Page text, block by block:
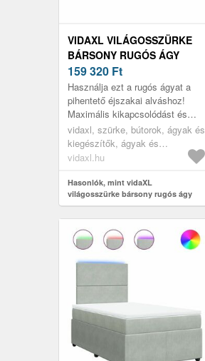
VIDAXL VILÁGOSSZÜRKE
BÁRSONY RUGÓS ÁGY
MATRACCAL 120 X 190 CM
159 320 Ft
Használja ezt a rugós ágyat a
pihentető éjszakai alváshoz!
Maximális kikapcsolódást és
kellemes alvást kínál.
vidaxl, szürke, bútorok, ágyak és
kiegészítők, ágyak és
ágykeretek
vidaxl.hu
Hasonlók, mint vidaXL
világosszürke bársony rugós ágy
matraccal 120 x 190 cm